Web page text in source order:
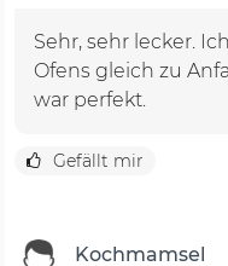
Sehr, sehr lecker.
Ofens gleich zu
war perfekt.
Gefällt mir
Kochmamsel